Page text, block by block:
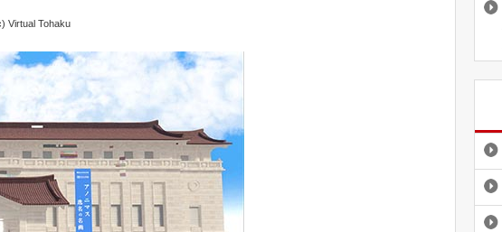
Virtual Tohaku